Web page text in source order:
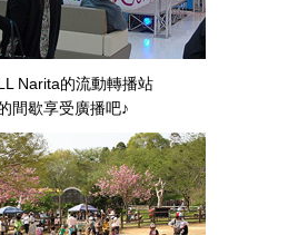
Narita的流動轉播站
間歇享受廣播吧♪